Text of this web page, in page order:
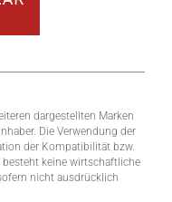
dargestellten Marken
Die Verwendung der
der Kompatibilität bzw.
keine wirtschaftliche
nicht ausdrücklich